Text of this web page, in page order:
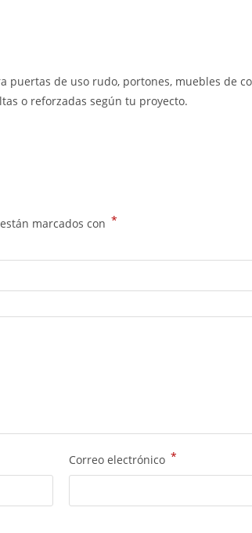
puertas de uso rudo, portones, muebles de
o reforzadas según tu proyecto.
marcados con *
Correo electrónico *